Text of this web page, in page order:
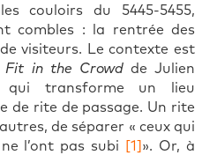
couloirs du 5445-5455,
combles : la rentrée des
visiteurs. Le contexte est
Fit in the Crowdde Julien
qui transforme un lieu
de rite de passage. Un rite
de séparer « ceux qui
l’ont pas subi
[1] ». Or, à